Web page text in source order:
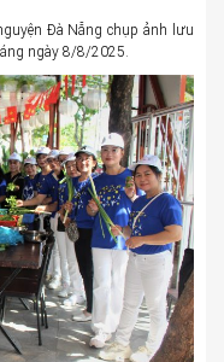
Đà Nẵng chụp ảnh lưu
ngày 8/8/2025.